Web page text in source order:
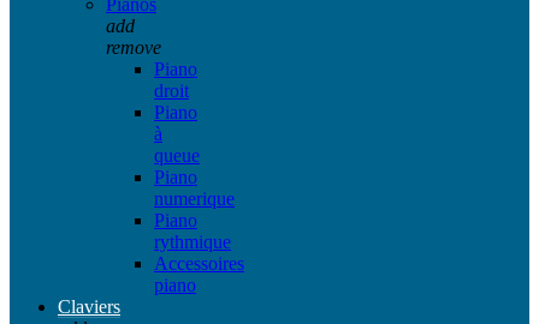
add
remove
Piano
droit
Piano
à
queue
Piano
numerique
Piano
rythmique
Accessoires
piano
Claviers